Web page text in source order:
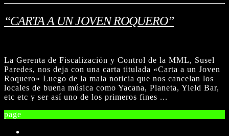
“CARTA A UN JOVEN ROQUERO”
La Gerenta de Fiscalización y Control de la MML, Susel
Paredes, nos deja con una carta titulada «Carta a un Joven
Roquero» Luego de la mala noticia que nos cancelan los
locales de buena música como Yacana, Planeta, Yield Bar,
etc etc y ser así uno de los primeros fines ...
page